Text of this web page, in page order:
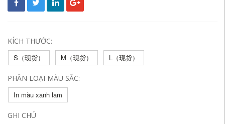
KÍCH THƯỚC:
S（现货）
M（现货） L（现货）
PHÂN LOẠI MÀU SẮC:
In màu xanh lam
GHI CHÚ